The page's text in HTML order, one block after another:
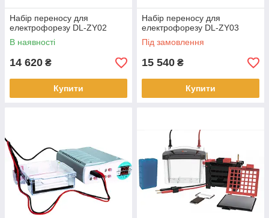
Набір переносу для
електрофорезу DL-ZY02
В наявності
14 620 ₴
Купити
Набір переносу для
електрофорезу DL-ZY03
Під замовлення
15 540 ₴
Купити